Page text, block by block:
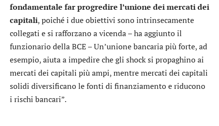
fondamentale far progredire l’unione dei mercati dei
capitali, poiché i due obiettivi sono intrinsecamente
collegati e si rafforzano a vicenda – ha aggiunto il
funzionario della BCE – Un’unione bancaria più forte, ad
esempio, aiuta a impedire che gli shock si propaghino ai
mercati dei capitali più ampi, mentre mercati dei capitali
solidi diversificano le fonti di finanziamento e riducono
i rischi bancari”.